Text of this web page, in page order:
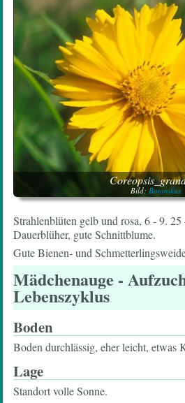
Bild: Botanikus
Strahlenblüten gelb und rosa, 6 - 9.
Dauerblüher, gute Schnittblume.
Gute Bienen- und
Mädchenauge -
Lebenszyklus
Boden
Boden durchlässig, eher leicht, etwas
Lage
Standort volle Sonne.